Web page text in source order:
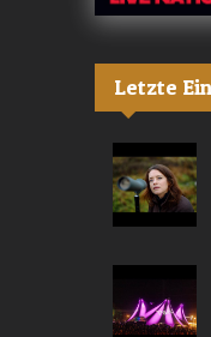
Letzte